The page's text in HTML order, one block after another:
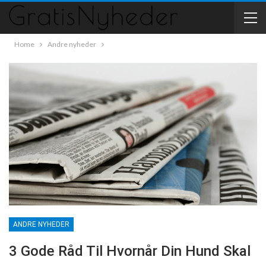
Home Andre nyheder
ANDRE NYHEDER
3 Gode Råd Til Hvornår Din Hund Skal